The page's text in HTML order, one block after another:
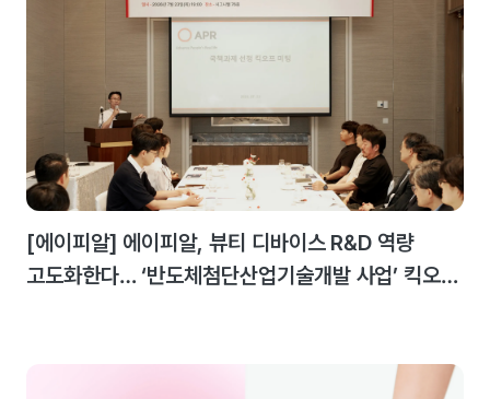
[에이피알] 에이피알, 뷰티 디바이스 R&D 역량
고도화한다… ‘반도체첨단산업기술개발 사업’ 킥오프